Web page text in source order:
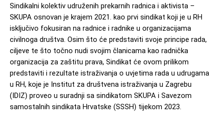
Sindikalni kolektiv udruženih prekarnih radnica i aktivista –
SKUPA osnovan je krajem 2021. kao prvi sindikat koji je u RH
isključivo fokusiran na radnice i radnike u organizacijama
civilnoga društva. Osim što će predstaviti svoje principe rada,
ciljeve te što točno nudi svojim članicama kao radnička
organizacija za zaštitu prava, Sindikat će ovom prilikom
predstaviti i rezultate istraživanja o uvjetima rada u udrugama
u RH, koje je Institut za društvena istraživanja u Zagrebu
(IDIZ) proveo u suradnji sa sindikatom SKUPA i Savezom
samostalnih sindikata Hrvatske (SSSH) tijekom 2023.